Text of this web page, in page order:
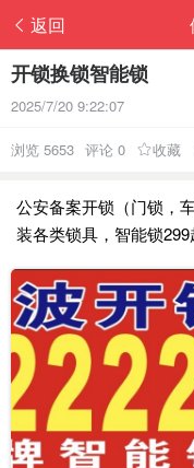
返回
开锁换锁智能锁
2025/7/20 9:22:07
浏览 5653 评论 0 收藏
公安备案开锁（门锁，
装各类锁具，智能锁299